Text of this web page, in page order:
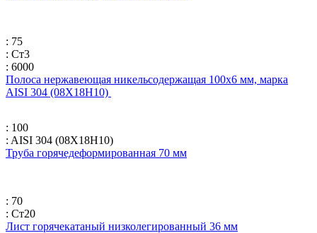
: 75
: Ст3
: 6000
Полоса нержавеющая никельсодержащая 100х6 мм, марка
AISI 304 (08Х18Н10)
: 100
: AISI 304 (08Х18Н10)
Труба горячедеформированная 70 мм
: 70
: Ст20
Лист горячекатаный низколегированный 36 мм